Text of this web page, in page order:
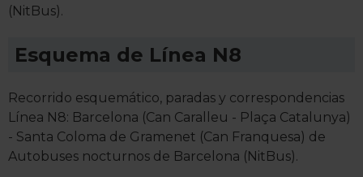
(NitBus).
Esquema de Línea N8
Recorrido esquemático, paradas y correspondencias
Línea N8: Barcelona (Can Caralleu - Plaça Catalunya)
- Santa Coloma de Gramenet (Can Franquesa) de
Autobuses nocturnos de Barcelona (NitBus).